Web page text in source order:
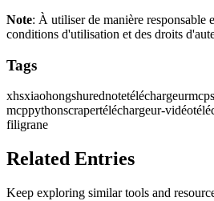
Note: À utiliser de manière responsable
conditions d'utilisation et des droits
Tags
xhsxiaohongshurednotetéléchargeurmcp
mcppythonscrapertéléchargeur-vidéo
filigrane
Related Entries
Keep exploring similar tools and